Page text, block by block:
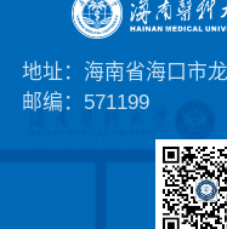
地址：海南省海口市
邮编：571199